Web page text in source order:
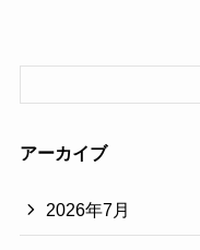
アーカイブ
2026年7月